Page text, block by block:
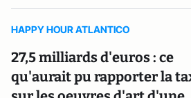
HAPPY HOUR ATLANTICO
27,5 milliards d'euros : ce
qu'aurait pu rapporter la